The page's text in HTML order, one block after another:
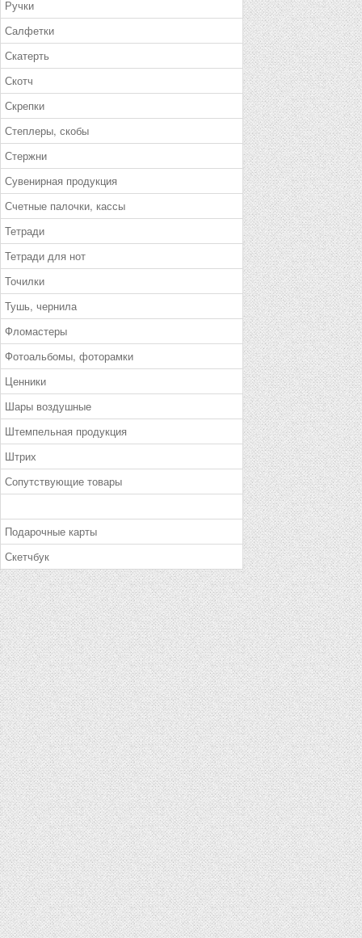
Ручки
Салфетки
Скатерть
Скотч
Скрепки
Степлеры, скобы
Стержни
Сувенирная продукция
Счетные палочки, кассы
Тетради
Тетради для нот
Точилки
Тушь, чернила
Фломастеры
Фотоальбомы, фоторамки
Ценники
Шары воздушные
Штемпельная продукция
Штрих
Сопутствующие товары
Подарочные карты
Скетчбук